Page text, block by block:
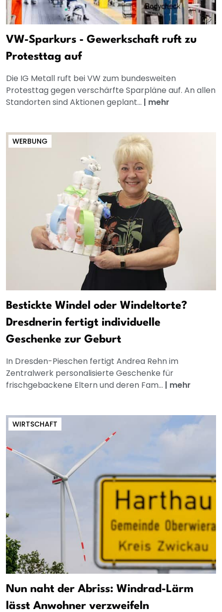
VW-Sparkurs - Gewerkschaft ruft zu
Protesttag auf
Die IG Metall ruft bei VW zum bundesweiten
Protesttag gegen verschärfte Sparpläne auf. An allen
Standorten sind Aktionen geplant... | mehr
WERBUNG
Bestickte Windel oder Windeltorte?
Dresdnerin fertigt individuelle
Geschenke zur Geburt
In Dresden-Pieschen fertigt Andrea Rehn im
Zentralwerk personalisierte Geschenke für
frischgebackene Eltern und deren Fam... | mehr
WIRTSCHAFT
Nun naht der Abriss: Windrad-Lärm
lässt Anwohner verzweifeln